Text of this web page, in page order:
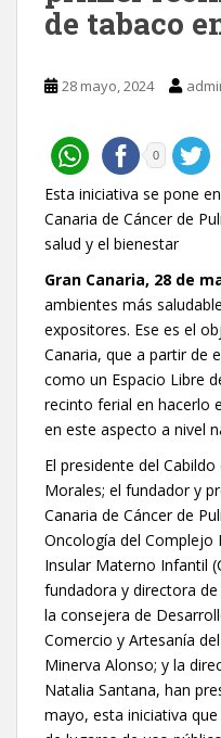
de tabaco
28 mayo, 2024
0
Esta iniciativa se pone
Canaria de Cáncer de
salud y el bienestar
Gran Canaria, 28 de
ambientes más
expositores. Ese es el
Canaria, que a partir de
como un Espacio Libre
recinto ferial en hacerlo
en este aspecto a nivel
El presidente del
Morales; el fundador y
Canaria de Cáncer de
Oncología del Complejo
Insular Materno Infantil
fundadora y directora de
la consejera de
Comercio y Artesanía
Minerva Alonso; y la
Natalia Santana, han
mayo, esta iniciativa